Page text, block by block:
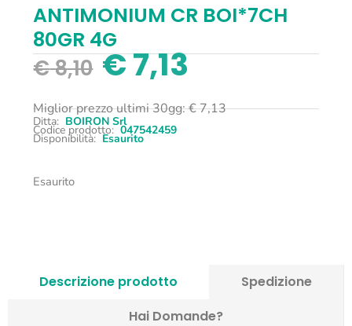
ANTIMONIUM CR BOI*7CH
80GR 4G
€8,10 €7,13
Miglior prezzo ultimi 30gg:€7,13
Ditta: BOIRON Srl
Codice prodotto: 047542459
Disponibilità: Esaurito
Esaurito
Descrizione prodotto
Spedizione
Hai Domande?